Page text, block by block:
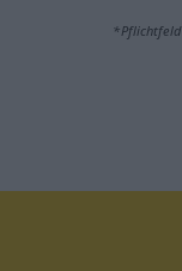
*Pflichtfeld